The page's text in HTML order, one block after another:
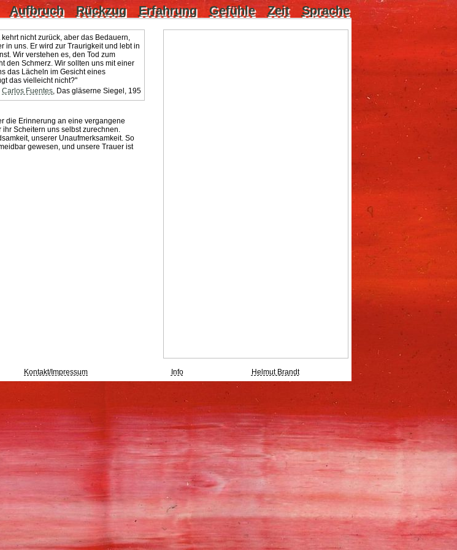
Aufbruch Rückzug Erfahrung Gefühle Zeit Sprache
nicht zurück, aber das Bedauern,
in uns. Er wird zur Traurigkeit und lebt in
Wir verstehen es, den Tod zum
den Schmerz. Wir sollten uns mit einer
das Lächeln im Gesicht eines
das vielleicht nicht?"
Carlos Fuentes, Das gläserne Siegel, 195
die Erinnerung an eine vergangene
Scheitern uns selbst zurechnen.
unserer Unaufmerksamkeit. So
gewesen, und unsere Trauer ist